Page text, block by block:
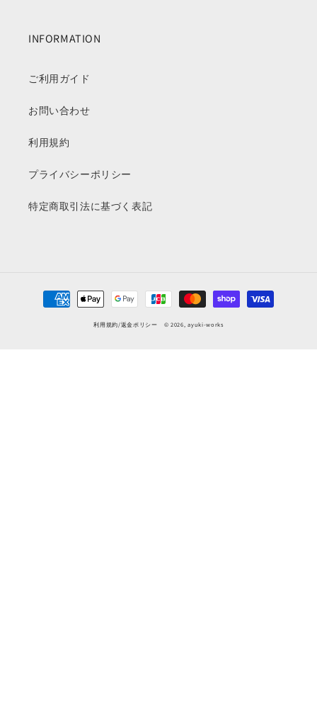
INFORMATION
ご利用ガイド
お問い合わせ
利用規約
プライバシーポリシー
特定商取引法に基づく表記
決
済
利用規約/返金ポリシー © 2026,ayuki-works